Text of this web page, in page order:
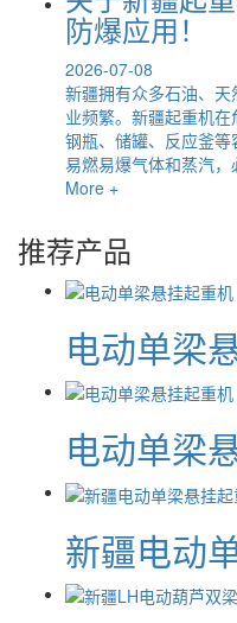
防爆应用！
2026-07-08
新疆拥有众多石油、
业频繁。新疆起重机在
钢瓶、储罐、反应釜
易燃易爆气体和蒸汽
More +
推荐产品
电动单梁
电动单梁
新疆电动